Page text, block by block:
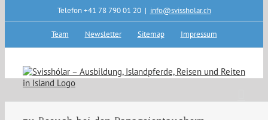
Telefon +41 78 790 01 20 | info@svissholar.ch
Team Newsletter Sitemap Impressum